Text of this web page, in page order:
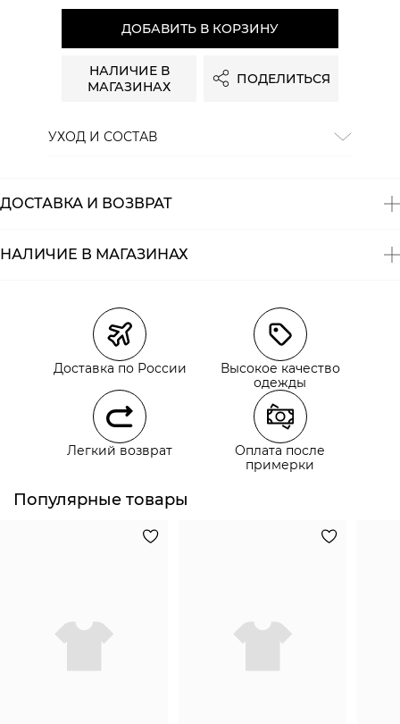
ДОБАВИТЬ В КОРЗИНУ
НАЛИЧИЕ В
МАГАЗИНАХ
ПОДЕЛИТЬСЯ
УХОД И СОСТАВ
ДОСТАВКА И ВОЗВРАТ
Курьерская доставка СДЭК
Самовывоз из пункта выдачи СДЭК
Самовывоз из наших магазинов
Курьерская доставка СДЭК
Самовывоз из пункта выдачи СДЭК
НАЛИЧИЕ В МАГАЗИНАХ
Доставка по России
Высокое качество
одежды
Легкий возврат
Оплата после
примерки
Популярные товары